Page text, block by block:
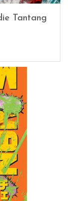
Tantang